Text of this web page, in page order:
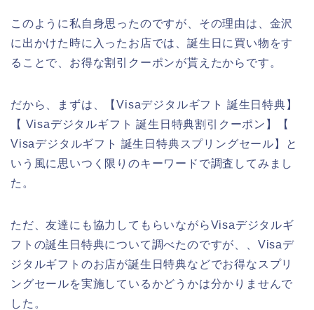
このように私自身思ったのですが、その理由は、金沢
に出かけた時に入ったお店では、誕生日に買い物をす
ることで、お得な割引クーポンが貰えたからです。
だから、まずは、【Visaデジタルギフト 誕生日特典】
【 Visaデジタルギフト 誕生日特典割引クーポン】【
Visaデジタルギフト 誕生日特典スプリングセール】と
いう風に思いつく限りのキーワードで調査してみまし
た。
ただ、友達にも協力してもらいながらVisaデジタルギ
フトの誕生日特典について調べたのですが、、Visaデ
ジタルギフトのお店が誕生日特典などでお得なスプリ
ングセールを実施しているかどうかは分かりませんで
した。